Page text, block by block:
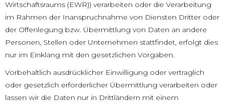
Wirtschaftsraums (EWR)) verarbeiten oder die Verarbeitung
im Rahmen der Inanspruchnahme von Diensten Dritter oder
der Offenlegung bzw. Übermittlung von Daten an andere
Personen, Stellen oder Unternehmen stattfindet, erfolgt dies
nur im Einklang mit den gesetzlichen Vorgaben.
Vorbehaltlich ausdrücklicher Einwilligung oder vertraglich
oder gesetzlich erforderlicher Übermittlung verarbeiten oder
lassen wir die Daten nur in Drittländern mit einem